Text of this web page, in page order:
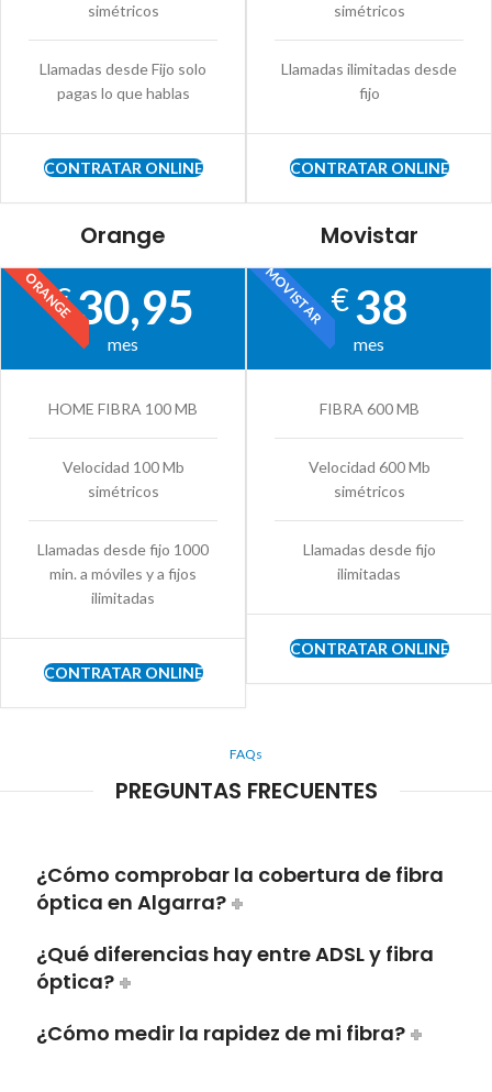
simétricos
Llamadas desde Fijo solo
pagas lo que hablas
CONTRATAR ONLINE
simétricos
Llamadas ilimitadas desde
fijo
CONTRATAR ONLINE
Orange
ORANGE
€30,95
mes
HOME FIBRA 100 MB
Velocidad 100 Mb
simétricos
Llamadas desde fijo 1000
min. a móviles y a fijos
ilimitadas
CONTRATAR ONLINE
Movistar
MOVISTAR€38
mes
FIBRA 600 MB
Velocidad 600 Mb
simétricos
Llamadas desde fijo
ilimitadas
CONTRATAR ONLINE
FAQs
PREGUNTAS FRECUENTES
¿Cómo comprobar la cobertura de fibra
óptica en Algarra?
¿Qué diferencias hay entre ADSL y fibra
óptica?
¿Cómo medir la rapidez de mi fibra?